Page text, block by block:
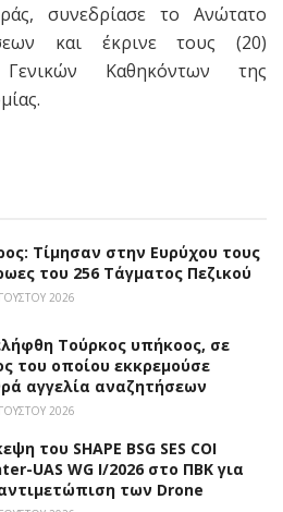
συνεδρίασε το Ανώτατο
και έκρινε τους (20)
Γενικών Καθηκόντων της
Τίμησαν στην Ευρύχου τους
του 256 Τάγματος Πεζικού
2026
Τούρκος υπήκοος, σε
του οποίου εκκρεμούσε
αγγελία αναζητήσεων
2026
του SHAPE BSG SES COI
UAS WG I/2026 στο ΠΒΚ για
των Drone